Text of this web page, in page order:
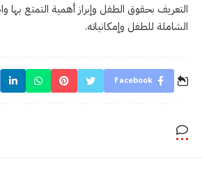
التعريف بحقوق الطفل وإبراز أهمية التمتع بها
الشاملة للطفل وإمكانياته.
Facebook